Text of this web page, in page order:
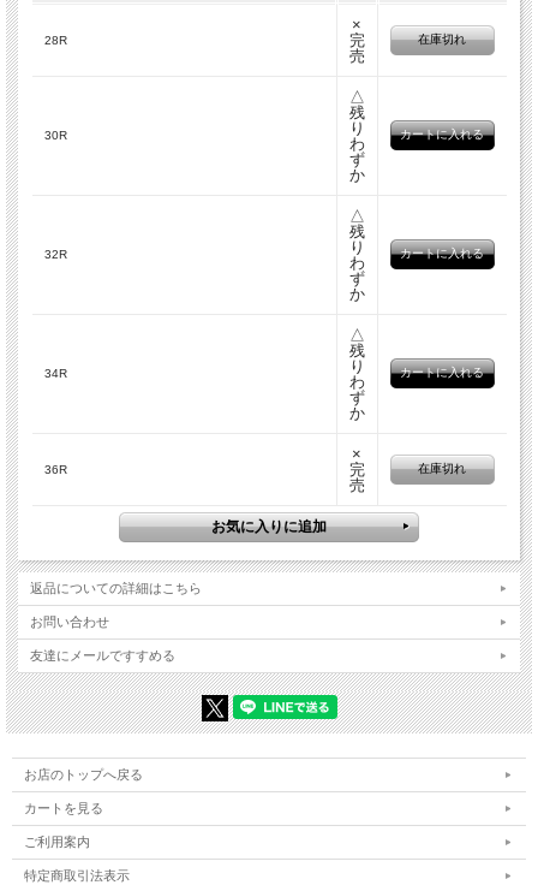
28R
×
完
売
在庫切れ
30R
△
残
り
わ
ず
か
32R
△
残
り
わ
ず
か
34R
△
残
り
わ
ず
か
36R
×
完
売
在庫切れ
返品についての詳細はこちら
お問い合わせ
友達にメールですすめる
お店のトップへ戻る
カートを見る
ご利用案内
特定商取引法表示